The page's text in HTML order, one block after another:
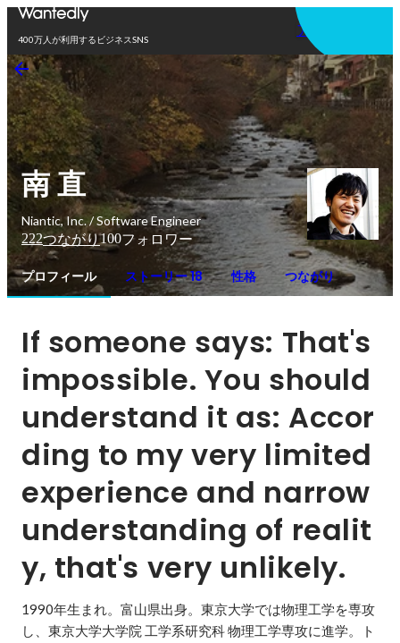
400万人が利用するビジネスSNS
アプリを使う
南 直
Niantic, Inc. / Software Engineer
222つながり100フォロワー
プロフィール ストーリー 18 性格 つながり
If someone says: That's
impossible. You should
understand it as: Accor
ding to my very limited
experience and narrow
understanding of realit
y, that's very unlikely.
1990年生まれ。富山県出身。東京大学では物理工学を専攻
し、東京大学大学院 工学系研究科 物理工学専攻に進学。ト